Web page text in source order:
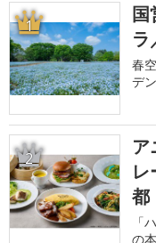
1
国
ラ
春
デン
2
ア
都
「
の